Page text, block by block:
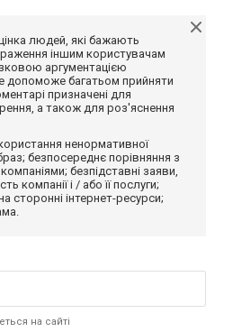
людей, які бажають
іншим користувачам
аргументацією
допоможе багатьом прийняти
призначені для
а також для роз'яснення
ненормативної
безпосереднє порівняння з
безпідставні заяви,
компанії і / або її послуги;
сторонні інтернет-ресурси;
на сайті